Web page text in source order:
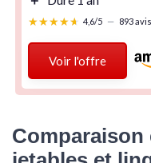
★★★★★
★★★★★ 4,6/5 — 893 avis
Voir l'offre